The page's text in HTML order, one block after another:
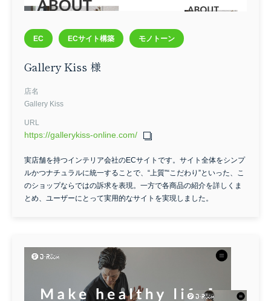
EC ECサイト構築 モノトーン
Gallery Kiss 様
店名
Gallery Kiss
URL
https://gallerykiss-online.com/
実店舗を持つインテリア会社のECサイトです。サイト全体をシンプ
ルかつナチュラルに統一することで、“上質”“こだわり”といった、こ
のショップならではの訴求を表現。一方で各商品の紹介を詳しくま
とめ、ユーザーにとって実用的なサイトを実現しました。